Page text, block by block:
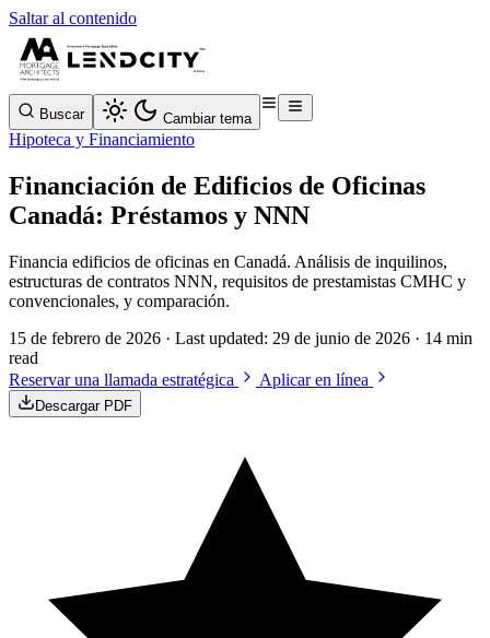
Saltar al contenido
Buscar Cambiar tema
Hipoteca y Financiamiento
Financiación de Edificios de Oficinas
Canadá: Préstamos y NNN
Financia edificios de oficinas en Canadá. Análisis de inquilinos,
estructuras de contratos NNN, requisitos de prestamistas CMHC y
convencionales, y comparación.
15 de febrero de 2026 · Last updated: 29 de junio de 2026 · 14 min
read
Reservar una llamada estratégica
Aplicar en línea
Descargar PDF